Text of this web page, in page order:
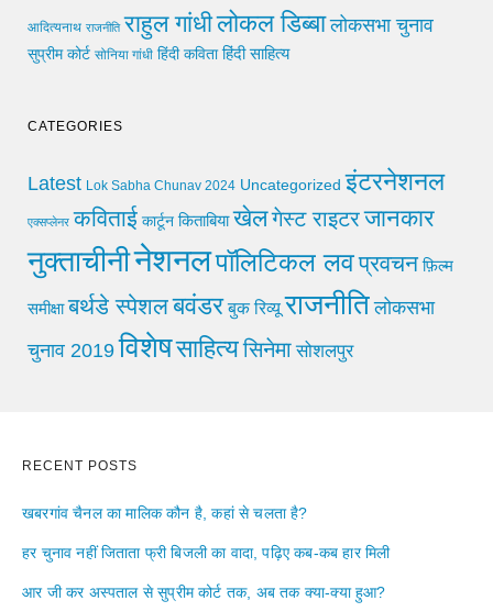
आदित्यनाथ राजनीति राहुल गांधीलोकल डिब्बा लोकसभा चुनाव
सुप्रीम कोर्ट सोनिया गांधी हिंदी कविता हिंदी साहित्य
CATEGORIES
Latest Lok Sabha Chunav 2024 Uncategorized इंटरनेशनल
एक्सप्लेनर कविताई कार्टून किताबिया खेलगेस्ट राइटरजानकार
नुक्ताचीनीनेशनलपॉलिटिकल लवप्रवचन फ़िल्म
समीक्षा बर्थडे स्पेशलबवंडर बुक रिव्यू राजनीति लोकसभा
चुनाव 2019 विशेषसाहित्यसिनेमा सोशलपुर
RECENT POSTS
खबरगांव चैनल का मालिक कौन है, कहां से चलता है?
हर चुनाव नहीं जिताता फ्री बिजली का वादा, पढ़िए कब-कब हार मिली
आर जी कर अस्पताल से सुप्रीम कोर्ट तक, अब तक क्या-क्या हुआ?